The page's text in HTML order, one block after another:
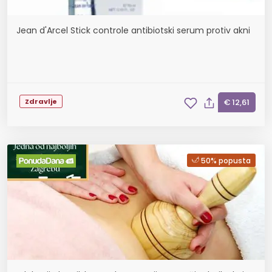
Jean d'Arcel Stick controle antibiotski serum protiv akni
Zdravlje € 12,61
50% popusta